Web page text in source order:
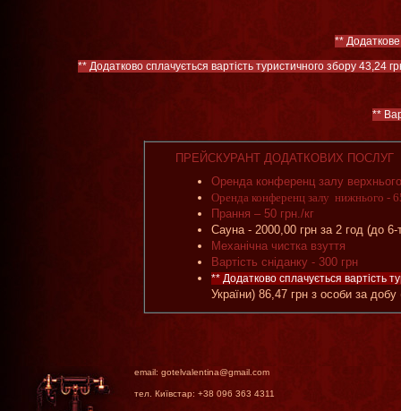
**
** Додатково сплачується вартість туристичного збору 43,24
**
ПРЕЙСКУРАНТ ДОДАТКОВИХ ПОСЛУГ
Оренда конференц залу
Оренда конференц залу нижнього -
Прання – 50 грн./кг
Сауна - 2000,00 грн за 2 год (до 6-
Механічна чистка взуття
Вартість сніданку - 300 грн
** Додатково сплачується вартість
України) 86,47 грн з особи за
email: gotelvalentina@gmail.com
тел. Київстар: +38 096 363 4311